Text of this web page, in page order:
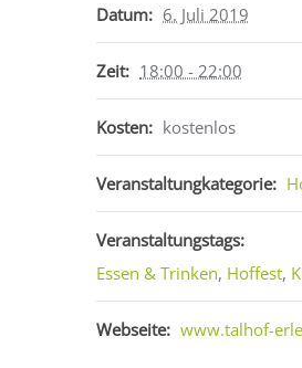
Datum: 6. Juli 2019
Zeit: 18:00 - 22:00
Kosten: kostenlos
Veranstaltungkategorie:
Veranstaltungstags:
Essen & Trinken, Hoffest,
Webseite: www.talhof-